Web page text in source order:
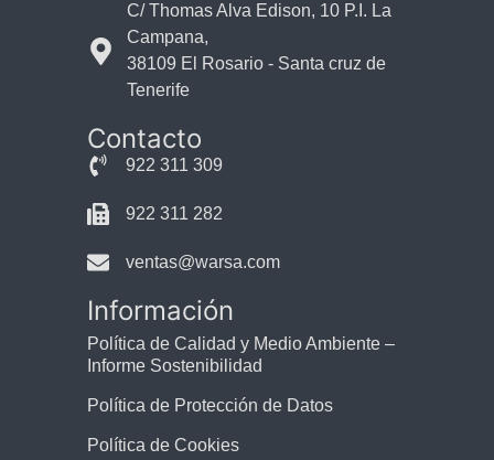
C/ Thomas Alva Edison, 10 P.I. La
Campana,
38109 El Rosario - Santa cruz de
Tenerife
Contacto
922 311 309
922 311 282
ventas@warsa.com
Información
Política de Calidad y Medio Ambiente –
Informe Sostenibilidad
Política de Protección de Datos
Política de Cookies